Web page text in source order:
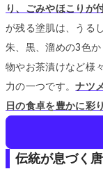
り、ごみやほこりが
が残る塗肌は、うる
朱、黒、溜めの3色
物やお茶漬けなど様
力の一つです。ナツ
日の食卓を豊かに彩
伝統が息づく